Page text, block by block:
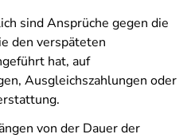
sind Ansprüche gegen die
den verspäteten
hat, auf
Ausgleichszahlungen oder
von der Dauer der